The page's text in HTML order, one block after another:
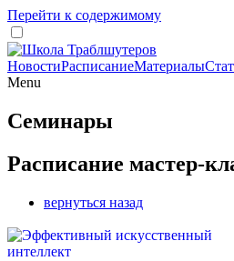
Перейти к содержимому
НовостиРасписаниеМатериалы
Menu
Семинары
Расписание мастер-
вернуться назад